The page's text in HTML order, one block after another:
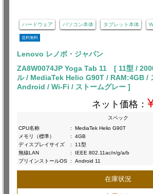
ハードウェア パソコン本体 タブレット本体
送料無料
Lenovo レノボ・ジャパン
ZA8W0074JP Yoga Tab 11 [ 11型 /
ル / MediaTek Helio G90T / RAM:4GB /
Android / Wi-Fi / ストームグレー ]
ネット価格：
スペック
CPU名称
:
MediaTek Helio G90T
メモリ（標準）
:
4GB
ディスプレイサイズ
:
11型
無線LAN
:
IEEE 802.11ac/n/g/a/b
プリインストールOS : Android 11
在庫状況